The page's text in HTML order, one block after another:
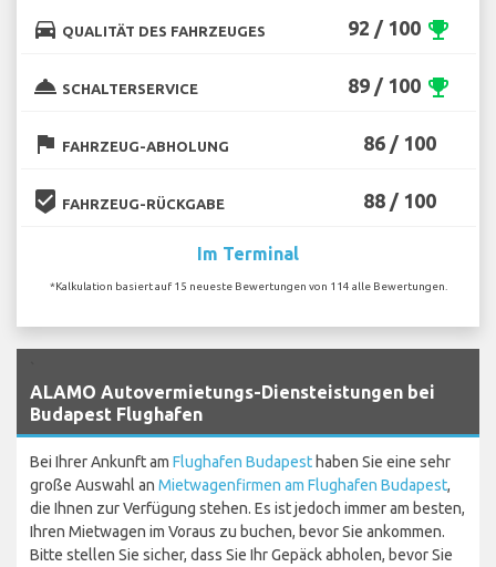
directions_car QUALITÄT DES FAHRZEUGES 92 / 100 emoji_events
room_service SCHALTERSERVICE 89 / 100 emoji_events
flag FAHRZEUG-ABHOLUNG 86 / 100
beenhere FAHRZEUG-RÜCKGABE 88 / 100
Im Terminal
*Kalkulation basiert auf 15 neueste Bewertungen von 114 alle Bewertungen.
ALAMO Autovermietungs-Diensteistungen bei
Budapest Flughafen
Bei Ihrer Ankunft am Flughafen Budapesthaben Sie eine sehr
große Auswahl an Mietwagenfirmen am Flughafen Budapest,
die Ihnen zur Verfügung stehen. Es ist jedoch immer am besten,
Ihren Mietwagen im Voraus zu buchen, bevor Sie ankommen.
Bitte stellen Sie sicher, dass Sie Ihr Gepäck abholen, bevor Sie